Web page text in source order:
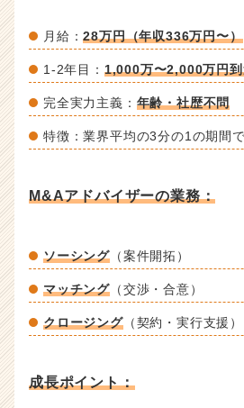
月給：28万円（年収336万円〜）
1-2年目： 1,000万〜2,000万円
完全実力主義： 年齢・社歴不問
特徴：業界平均の3分の1の期間
M&Aアドバイザーの業務：
ソーシング （案件開拓）
マッチング （交渉・合意）
クロージング（契約・実行支援）
成長ポイント：